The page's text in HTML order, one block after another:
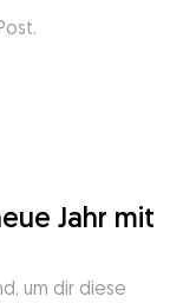
Jahr mit
um dir diese